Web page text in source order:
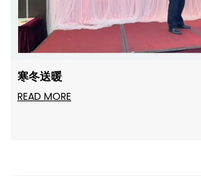
寒冬送暖
READ MORE